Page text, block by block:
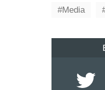
Media